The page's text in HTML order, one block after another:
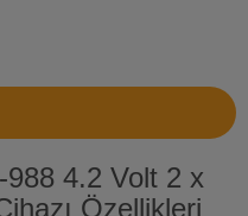
4.2 Volt 2 x
Özellikleri